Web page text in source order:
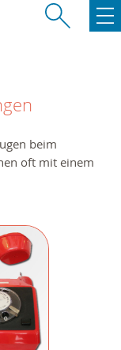
beim
oft mit einem